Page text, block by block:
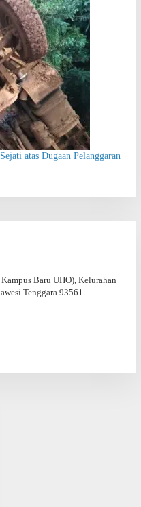
atas Dugaan Pelanggaran
Baru UHO), Kelurahan
Tenggara 93561